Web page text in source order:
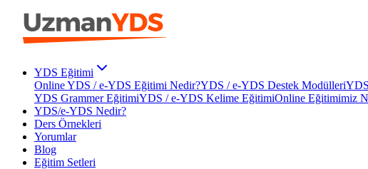
YDS Eğitimi
Online YDS / e-YDS Eğitimi Nedir?YDS / e-YDS Destek Modülleri
YDS Grammer EğitimiYDS / e-YDS Kelime EğitimiOnline Eğitimimiz
YDS/e-YDS Nedir?
Ders Örnekleri
Yorumlar
Blog
Eğitim Setleri